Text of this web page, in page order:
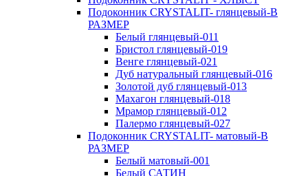
Подоконник CRYSTALIT- глянцевый-В
РАЗМЕР
Белый глянцевый-011
Бристол глянцевый-019
Венге глянцевый-021
Дуб натуральный глянцевый-016
Золотой дуб глянцевый-013
Махагон глянцевый-018
Мрамор глянцевый-012
Палермо глянцевый-027
Подоконник CRYSTALIT- матовый-В
РАЗМЕР
Белый матовый-001
Белый САТИН